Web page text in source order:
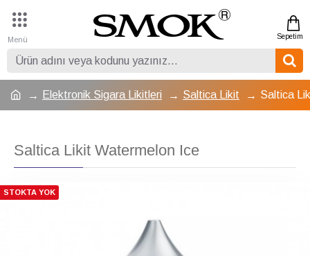
Elektronik Sigara Likitleri Saltica Likit Saltica
Saltica Likit Watermelon Ice
STOKTA YOK